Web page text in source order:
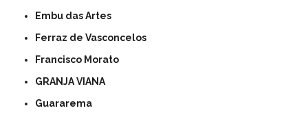
Embu das Artes
Ferraz de Vasconcelos
Francisco Morato
GRANJA VIANA
Guararema